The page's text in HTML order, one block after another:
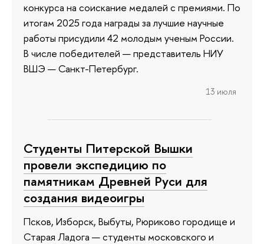
конкурса на соискание медалей с премиями. По
итогам 2025 года награды за лучшие научные
работы присудили 42 молодым ученым России.
В числе победителей — представитель НИУ
ВШЭ — Санкт-Петербург.
13 июля
Студенты Питерской Вышки
провели экспедицию по
памятникам Древней Руси для
создания видеоигры
Псков, Изборск, Выбуты, Рюриково городище и
Старая Ладога — студенты московского и